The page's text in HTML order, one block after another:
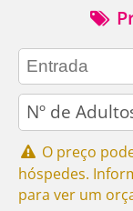
adults
O preço
hóspedes.
para ver um